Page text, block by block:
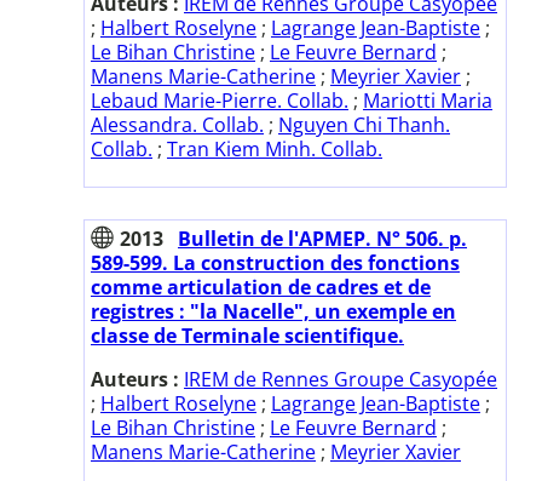
; Halbert Roselyne ; Lagrange Jean-Baptiste ;
Le Bihan Christine ; Le Feuvre Bernard ;
Manens Marie-Catherine ; Meyrier Xavier ;
Lebaud Marie-Pierre. Collab. ; Mariotti Maria
Alessandra. Collab. ; Nguyen Chi Thanh.
Collab. ; Tran Kiem Minh. Collab.
2013 Bulletin de l'APMEP. N° 506. p.
589-599. La construction des fonctions
comme articulation de cadres et de
registres : "la Nacelle", un exemple en
classe de Terminale scientifique.
Auteurs : IREM de Rennes Groupe Casyopée
; Halbert Roselyne ; Lagrange Jean-Baptiste ;
Le Bihan Christine ; Le Feuvre Bernard ;
Manens Marie-Catherine ; Meyrier Xavier